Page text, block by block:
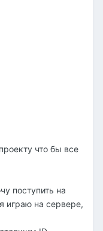
что бы все
поступить на
играю на сервере,